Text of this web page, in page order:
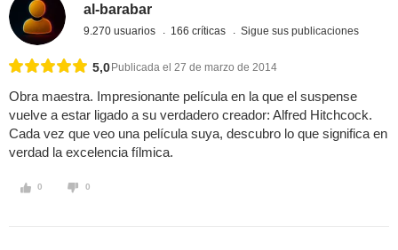
al-barabar
9.270 usuarios 166 críticas Sigue sus publicaciones
5,0 Publicada el 27 de marzo de 2014
Obra maestra. Impresionante película en la que el suspense
vuelve a estar ligado a su verdadero creador: Alfred Hitchcock.
Cada vez que veo una película suya, descubro lo que significa en
verdad la excelencia fílmica.
0 0